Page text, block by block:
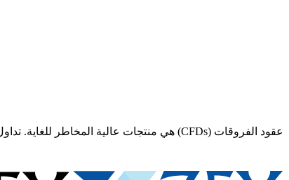
عقود الفروقات (CFDs) هي منتجات عالية المخاطر للغاية. تداول فقط إذا كنت تفهم تمامًا المخاطر و